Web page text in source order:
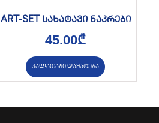
ART-SET სახატავი ნაკრები
45.00₾
კალათაში დამატება